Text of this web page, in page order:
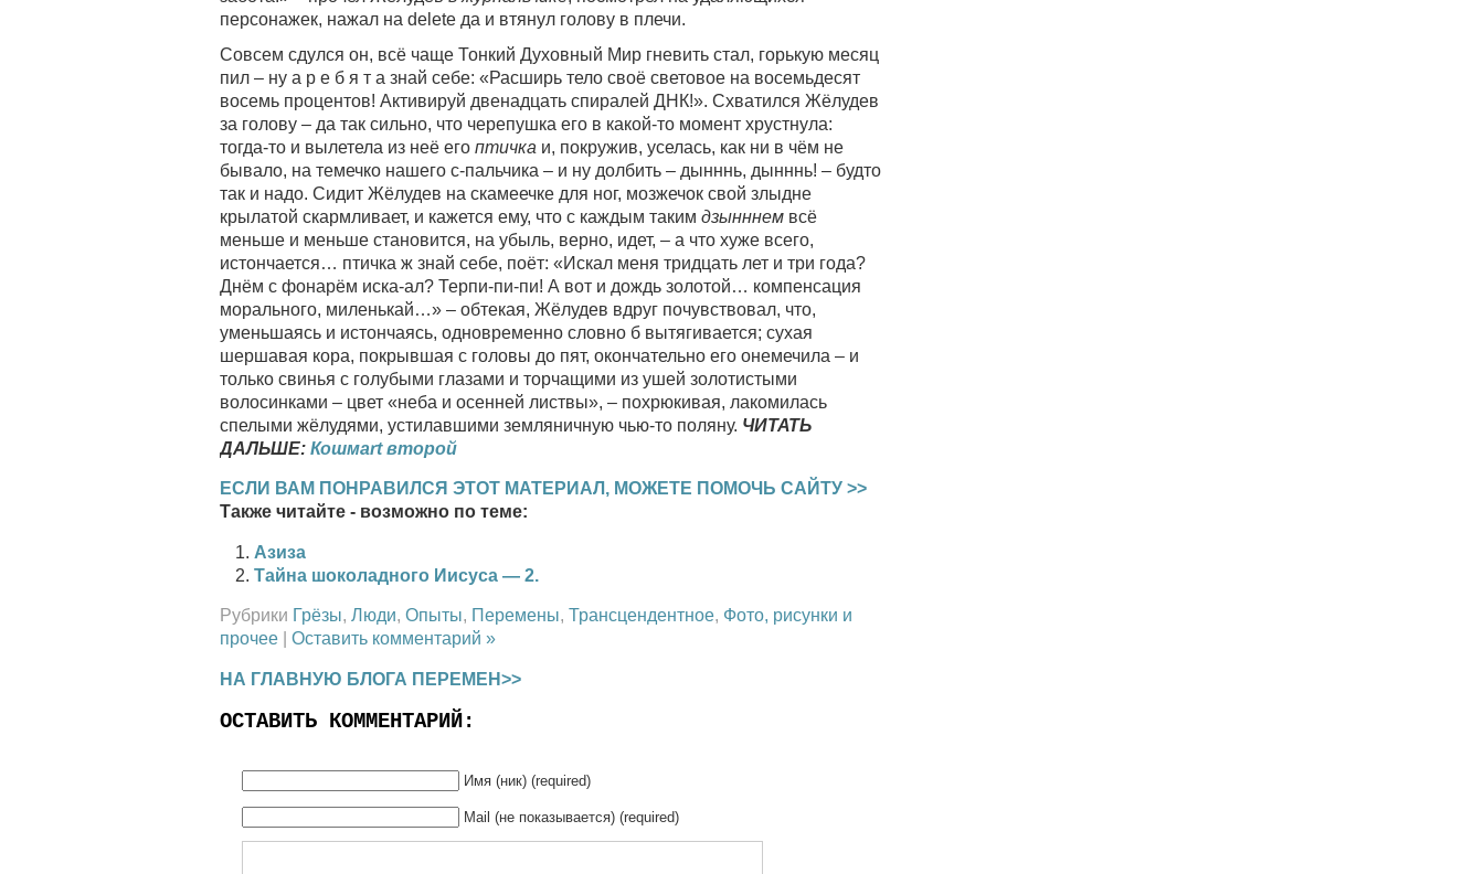
персонажек, нажал на delete да и втянул голову в плечи.
Совсем сдулся он, всё чаще Тонкий Духовный Мир гневить стал, горькую месяц
пил – ну а р е б я т а знай себе: «Расширь тело своё световое на восемьдесят
восемь процентов! Активируй двенадцать спиралей ДНК!». Схватился Жёлудев
за голову – да так сильно, что черепушка его в какой-то момент хрустнула:
тогда-то и вылетела из неё его птичка и, покружив, уселась, как ни в чём не
бывало, на темечко нашего с-пальчика – и ну долбить – дынннь, дынннь! – будто
так и надо. Сидит Жёлудев на скамеечке для ног, мозжечок свой злыдне
крылатой скармливает, и кажется ему, что с каждым таким дзынннем всё
меньше и меньше становится, на убыль, верно, идет, – а что хуже всего,
истончается… птичка ж знай себе, поёт: «Искал меня тридцать лет и три года?
Днём с фонарём иска-ал? Терпи-пи-пи! А вот и дождь золотой… компенсация
морального, миленькай…» – обтекая, Жёлудев вдруг почувствовал, что,
уменьшаясь и истончаясь, одновременно словно б вытягивается; сухая
шершавая кора, покрывшая с головы до пят, окончательно его онемечила – и
только свинья с голубыми глазами и торчащими из ушей золотистыми
волосинками – цвет «неба и осенней листвы», – похрюкивая, лакомилась
спелыми жёлудями, устилавшими земляничную чью-то поляну. ЧИТАТЬ
ДАЛЬШЕ: Кошмart второй
ЕСЛИ ВАМ ПОНРАВИЛСЯ ЭТОТ МАТЕРИАЛ, МОЖЕТЕ ПОМОЧЬ САЙТУ >>
Также читайте - возможно по теме:
Азиза
Тайна шоколадного Иисуса — 2.
Рубрики Грёзы, Люди, Опыты, Перемены, Трансцендентное, Фото, рисунки и
прочее
Оставить комментарий »
НА ГЛАВНУЮ БЛОГА ПЕРЕМЕН>>
ОСТАВИТЬ КОММЕНТАРИЙ:
Имя (ник) (required)
Mail (не показывается) (required)